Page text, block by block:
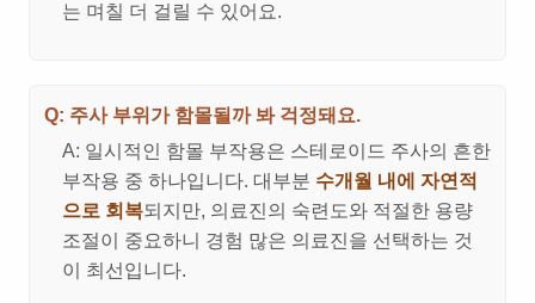
는 며칠 더 걸릴 수 있어요.
Q: 주사 부위가 함몰될까 봐 걱정돼요.
A: 일시적인 함몰 부작용은 스테로이드 주사의 흔한
부작용 중 하나입니다. 대부분 수개월 내에 자연적
으로 회복되지만, 의료진의 숙련도와 적절한 용량
조절이 중요하니 경험 많은 의료진을 선택하는 것
이 최선입니다.